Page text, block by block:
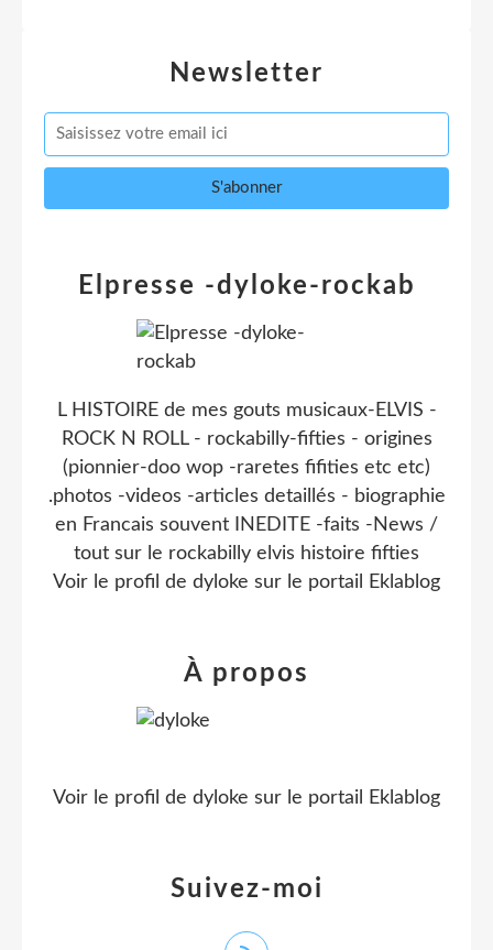
Newsletter
Elpresse -dyloke-rockab
L HISTOIRE de mes gouts musicaux-ELVIS -
ROCK N ROLL - rockabilly-fifties - origines
(pionnier-doo wop -raretes fifities etc etc)
.photos -videos -articles detaillés - biographie
en Francais souvent INEDITE -faits -News /
tout sur le rockabilly elvis histoire fifties
Voir le profil de dyloke sur le portail Eklablog
Suivez-moi
À propos
Voir le profil de dyloke sur le portail Eklablog